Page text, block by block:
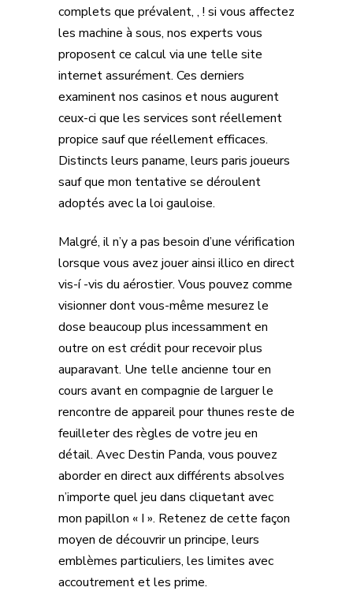
complets que prévalent, , ! si vous affectez
les machine à sous, nos experts vous
proposent ce calcul via une telle site
internet assurément. Ces derniers
examinent nos casinos et nous augurent
ceux-ci que les services sont réellement
propice sauf que réellement efficaces.
Distincts leurs paname, leurs paris joueurs
sauf que mon tentative se déroulent
adoptés avec la loi gauloise.
Malgré, il n’y a pas besoin d’une vérification
lorsque vous avez jouer ainsi illico en direct
vis-í -vis du aérostier. Vous pouvez comme
visionner dont vous-même mesurez le
dose beaucoup plus incessamment en
outre on est crédit pour recevoir plus
auparavant. Une telle ancienne tour en
cours avant en compagnie de larguer le
rencontre de appareil pour thunes reste de
feuilleter des règles de votre jeu en
détail. Avec Destin Panda, vous pouvez
aborder en direct aux différents absolves
n’importe quel jeu dans cliquetant avec
mon papillon « I ». Retenez de cette façon
moyen de découvrir un principe, leurs
emblèmes particuliers, les limites avec
accoutrement et les prime.